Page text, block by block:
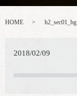
HOME h2_sec01_bg
2018/02/09